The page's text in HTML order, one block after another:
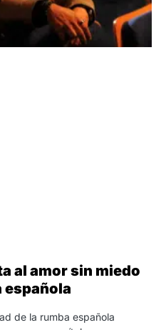
al amor sin miedo
española
de la rumba española